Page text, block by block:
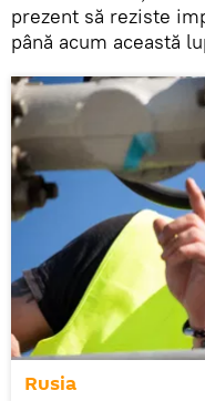
prezent să reziste
până acum această
Rusia